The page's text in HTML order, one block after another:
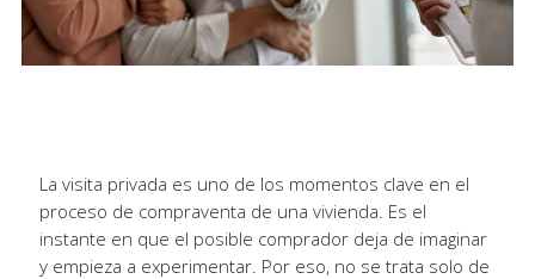
La visita privada es uno de los momentos clave en el
proceso de compraventa de una vivienda. Es el
instante en que el posible comprador deja de imaginar
y empieza a experimentar. Por eso, no se trata solo de